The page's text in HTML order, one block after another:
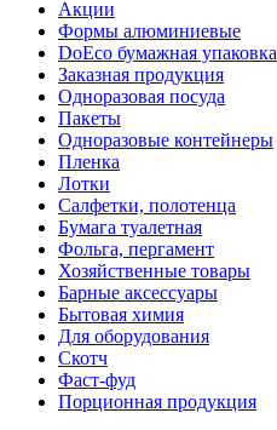
Акции
Формы алюминиевые
DoEco бумажная упаковка
Заказная продукция
Одноразовая посуда
Пакеты
Одноразовые контейнеры
Пленка
Лотки
Салфетки, полотенца
Бумага туалетная
Фольга, пергамент
Хозяйственные товары
Барные аксессуары
Бытовая химия
Для оборудования
Скотч
Фаст-фуд
Порционная продукция